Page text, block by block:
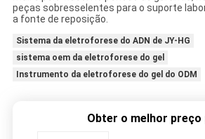
peças sobresselentes para o suporte
a fonte de reposição.
Sistema da eletroforese do ADN de JY-HG
sistema oem da eletroforese do gel
Instrumento da eletroforese do gel do ODM
Obter o melhor preço